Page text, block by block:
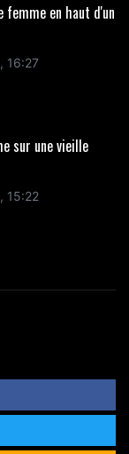
femme en haut d'un
16:27
sur une vieille
15:22